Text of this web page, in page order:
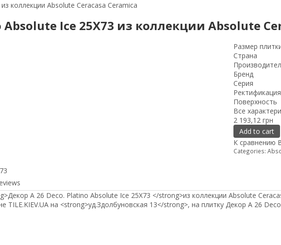
коллекции Absolute Ceracasa Ceramica
Ice 25Х73 из коллекции Absolute
Размер
Страна
Бренд
Серия
Поверхность
Все
2 193,12 грн
Add to cart
К сравнению
Categories:
A 26 Deco. Platino Absolute Ice 25Х73 </strong>из коллекции Absolute
TILE.KIEV.UA на <strong>уд.Здолбуновская 13</strong>, на плитку Декор A 26